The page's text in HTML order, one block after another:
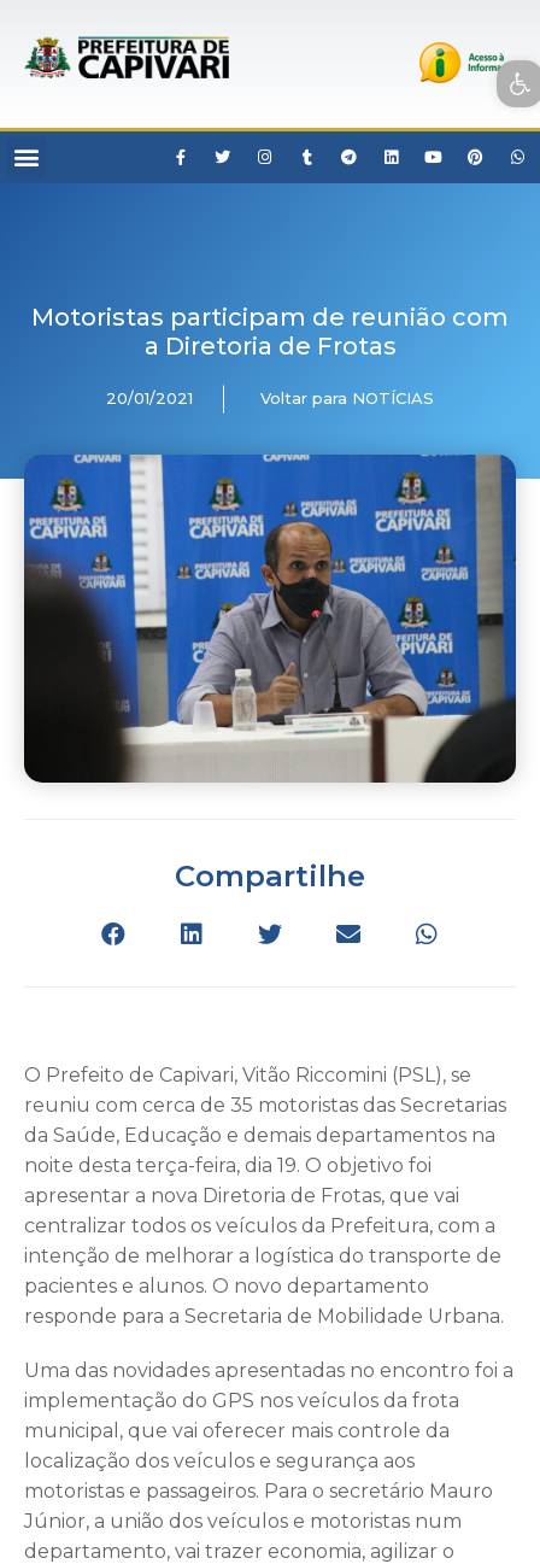
Open toolbar
Motoristas participam de reunião com
a Diretoria de Frotas
20/01/2021 Voltar para NOTÍCIAS
Compartilhe
O Prefeito de Capivari, Vitão Riccomini (PSL), se
reuniu com cerca de 35 motoristas das Secretarias
da Saúde, Educação e demais departamentos na
noite desta terça-feira, dia 19. O objetivo foi
apresentar a nova Diretoria de Frotas, que vai
centralizar todos os veículos da Prefeitura, com a
intenção de melhorar a logística do transporte de
pacientes e alunos. O novo departamento
responde para a Secretaria de Mobilidade Urbana.
Uma das novidades apresentadas no encontro foi a
implementação do GPS nos veículos da frota
municipal, que vai oferecer mais controle da
localização dos veículos e segurança aos
motoristas e passageiros. Para o secretário Mauro
Júnior, a união dos veículos e motoristas num
departamento, vai trazer economia, agilizar o